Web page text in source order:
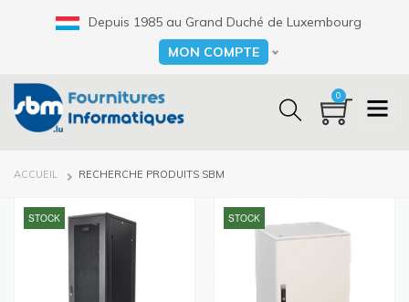
Depuis 1985 au Grand Duché de Luxembourg
Select your language
MON COMPTE
0
FIL
ACCUEIL RECHERCHE PRODUITS SBM
STOCK STOCK